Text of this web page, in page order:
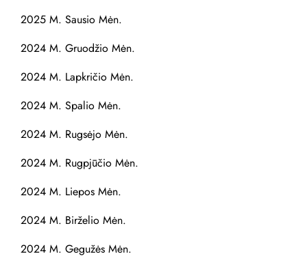
2025 M. Sausio Mėn.
2024 M. Gruodžio Mėn.
2024 M. Lapkričio Mėn.
2024 M. Spalio Mėn.
2024 M. Rugsėjo Mėn.
2024 M. Rugpjūčio Mėn.
2024 M. Liepos Mėn.
2024 M. Birželio Mėn.
2024 M. Gegužės Mėn.